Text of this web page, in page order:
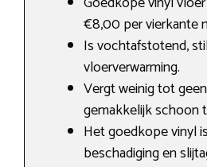
€8,00 per vierkante
Is vochtafstotend,
vloerverwarming.
Vergt weinig tot
gemakkelijk schoon
Het goedkope vinyl
beschadiging en